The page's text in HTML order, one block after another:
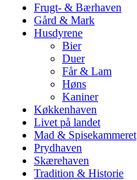
Frugt- & Bærhaven
Gård & Mark
Husdyrene
Bier
Duer
Får & Lam
Høns
Kaniner
Køkkenhaven
Livet på landet
Mad & Spisekammeret
Prydhaven
Skærehaven
Tradition & Historie